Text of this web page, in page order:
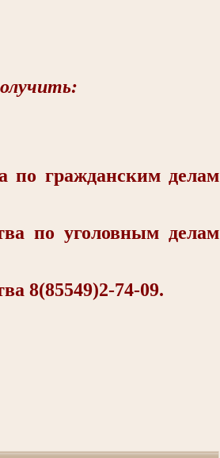
гражданским делам
по уголовным делам
8(85549)2-74-09.